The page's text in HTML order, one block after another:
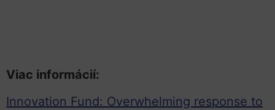
Viac informácií:
Innovation Fund: Overwhelming response to